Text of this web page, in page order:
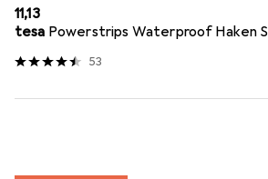
EUR
11,13
tesa Powerstrips Waterproof Haken S
53